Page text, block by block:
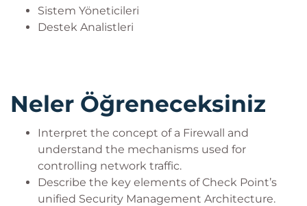
Sistem Yöneticileri
Destek Analistleri
Neler Öğreneceksiniz
Interpret the concept of a Firewall and
understand the mechanisms used for
controlling network traffic.
Describe the key elements of Check Point’s
unified Security Management Architecture.